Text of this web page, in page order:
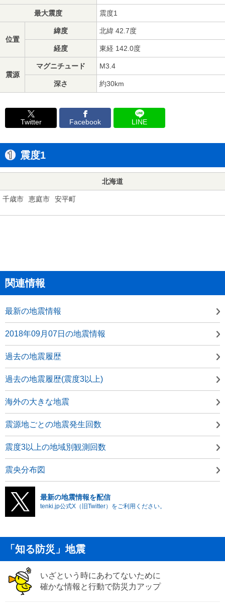
最大震度 震度1
位置
緯度 北緯 42.7度
経度 東経 142.0度
震源
マグニチュード M3.4
深さ 約30km
Twitter Facebook LINE
震度1
北海道
千歳市 恵庭市 安平町
関連情報
最新の地震情報
2018年09月07日の地震情報
過去の地震履歴
過去の地震履歴(震度3以上)
海外の大きな地震
震源地ごとの地震発生回数
震度3以上の地域別観測回数
震央分布図
最新の地震情報を配信
tenki.jp公式X（旧Twitter）をご利用ください。
「知る防災」地震
いざという時にあわてないために
確かな情報と行動で防災力アップ